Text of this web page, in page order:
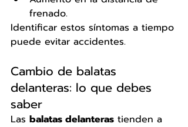
frenado.
Identificar estos síntomas a tiempo
puede evitar accidentes.
Cambio de balatas
delanteras: lo que debes
saber
Las balatas delanteras tienden a